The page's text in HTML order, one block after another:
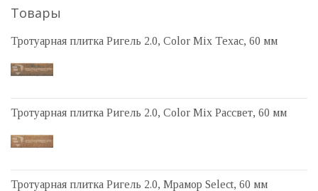
Товары
Тротуарная плитка Ригель 2.0, Color Mix Техас, 60 мм
Тротуарная плитка Ригель 2.0, Color Mix Рассвет, 60 мм
Тротуарная плитка Ригель 2.0, Мрамор Select, 60 мм